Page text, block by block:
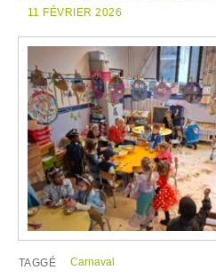
11 FÉVRIER 2026
TAGGÉ Carnaval